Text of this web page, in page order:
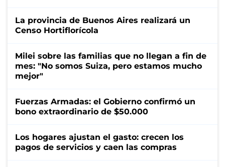
La provincia de Buenos Aires realizará un
Censo Hortiflorícola
Milei sobre las familias que no llegan a fin de
mes: "No somos Suiza, pero estamos mucho
mejor"
Fuerzas Armadas: el Gobierno confirmó un
bono extraordinario de $50.000
Los hogares ajustan el gasto: crecen los
pagos de servicios y caen las compras